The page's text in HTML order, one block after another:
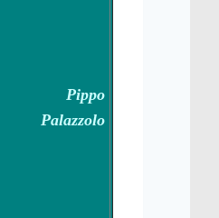
Pippo
Palazzolo